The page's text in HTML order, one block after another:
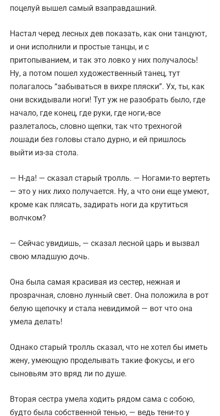
поцелуй вышел самый взаправдашний.
Настал черед лесных дев показать, как они танцуют,
и они исполнили и простые танцы, и с
притопыванием, и так это ловко у них получалось!
Ну, а потом пошел художественный танец, тут
полагалось “забываться в вихре пляски”. Ух, ты, как
они вскидывали ноги! Тут уж не разобрать было, где
начало, где конец, где руки, где ноги,-все
разлеталось, словно щепки, так что трехногой
лошади без головы стало дурно, и ей пришлось
выйти из-за стола.
— Н-да! — сказал старый тролль. — Ногами-то вертеть
— это у них лихо получается. Ну, а что они еще умеют,
кроме как плясать, задирать ноги да крутиться
волчком?
— Сейчас увидишь, — сказал лесной царь и вызвал
свою младшую дочь.
Она была самая красивая из сестер, нежная и
прозрачная, словно лунный свет. Она положила в рот
белую щепочку и стала невидимой — вот что она
умела делать!
Однако старый тролль сказал, что не хотел бы иметь
жену, умеющую проделывать такие фокусы, и его
сыновьям это вряд ли по душе.
Вторая сестра умела ходить рядом сама с собою,
будто была собственной тенью, — ведь тени-то у